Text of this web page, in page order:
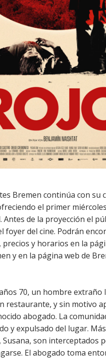
Bremen continúa con su
el primer
de la proyección el
foyer del cine. Podrán
precios y horarios en la
y en la página web de
70, un hombre
restaurante, y sin motivo
abogado. La
y expulsado del lugar.
Susana, son interceptados
El abogado toma